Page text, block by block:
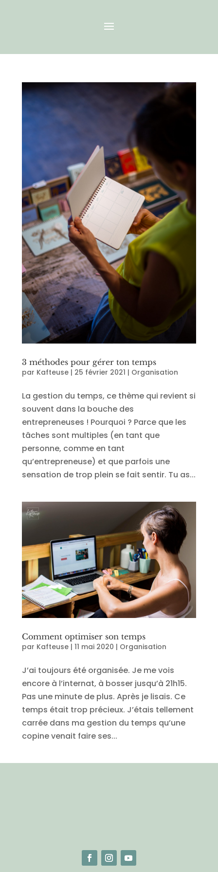
3 méthodes pour gérer ton temps
par Kafteuse| 25 février 2021 | Organisation
La gestion du temps, ce thème qui revient si
souvent dans la bouche des
entrepreneuses ! Pourquoi ? Parce que les
tâches sont multiples (en tant que
personne, comme en tant
qu’entrepreneuse) et que parfois une
sensation de trop plein se fait sentir. Tu as...
Comment optimiser son temps
par Kafteuse| 11 mai 2020 | Organisation
J’ai toujours été organisée. Je me vois
encore à l’internat, à bosser jusqu’à 21h15.
Pas une minute de plus. Après je lisais. Ce
temps était trop précieux. J’étais tellement
carrée dans ma gestion du temps qu’une
copine venait faire ses...